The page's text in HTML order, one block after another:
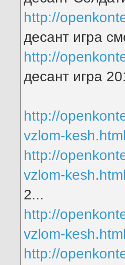
http://
десант игра
http://
десант игра
http://
vzlom-
http://
vzlom-
2...
http://
vzlom-
http://